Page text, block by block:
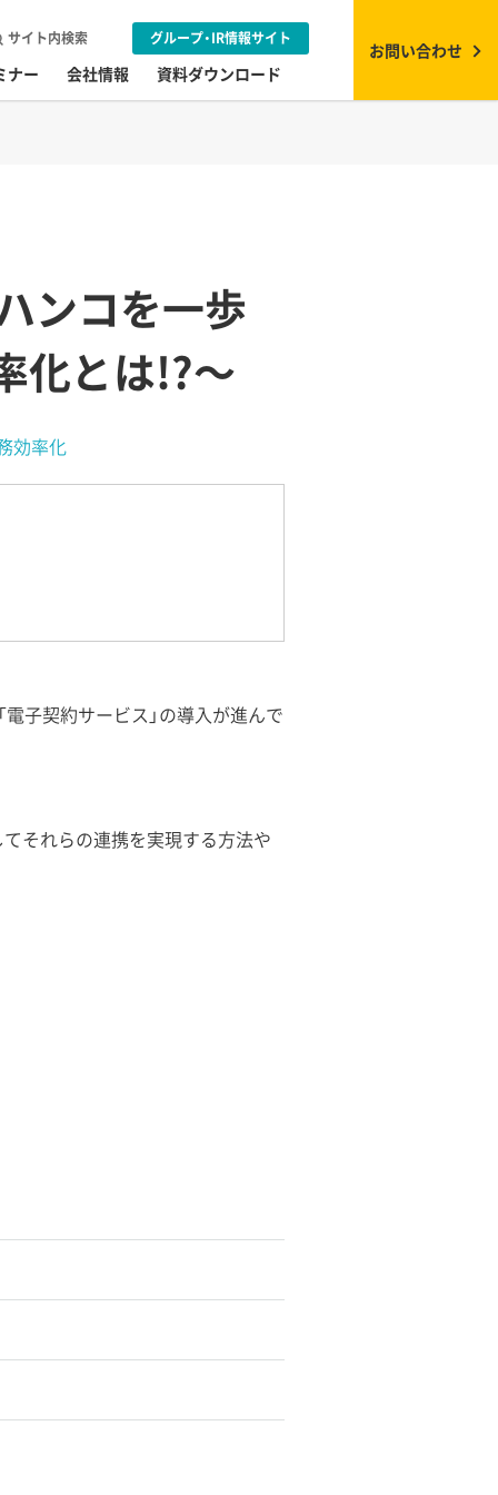
ナー 会社情報 資料ダウンロード
サイト内検索 グループ・IR情報サイト
お問い合わせ
ンコを一歩
化とは!?〜
効率化
電子契約サービス」の導入が進んで
てそれらの連携を実現する方法や